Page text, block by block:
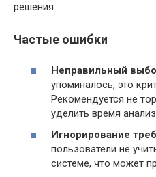
решения.
Частые ошибки
Неправильный
упоминалось, это
Рекомендуется не
уделить время
Игнорирование
пользователи не
системе, что может